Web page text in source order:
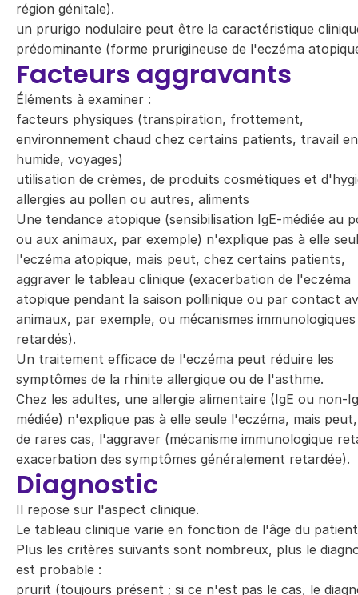
région génitale).
un prurigo nodulaire peut être la caractéristique
prédominante (forme prurigineuse de l'eczéma
Facteurs aggravants
Éléments à examiner :
facteurs physiques (transpiration, frottement,
environnement chaud chez certains patients, travail
humide, voyages)
utilisation de crèmes, de produits cosmétiques et
allergies au pollen ou autres, aliments
Une tendance atopique (sensibilisation IgE-médiée au
ou aux animaux, par exemple) n'explique pas à elle
l'eczéma atopique, mais peut, chez certains patients,
aggraver le tableau clinique (exacerbation de l'eczéma
atopique pendant la saison pollinique ou par contact
animaux, par exemple, ou mécanismes immunologiques
retardés).
Un traitement efficace de l'eczéma peut réduire les
symptômes de la rhinite allergique ou de l'asthme.
Chez les adultes, une allergie alimentaire (IgE ou non-
médiée) n'explique pas à elle seule l'eczéma, mais
de rares cas, l'aggraver (mécanisme immunologique
exacerbation des symptômes généralement retardée).
Diagnostic
Il repose sur l'aspect clinique.
Le tableau clinique varie en fonction de l'âge du
Plus les critères suivants sont nombreux, plus le
est probable :
prurit (toujours présent ; si ce n'est pas le cas, le